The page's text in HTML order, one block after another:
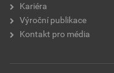
Kariéra
Výroční publikace
Kontakt pro média